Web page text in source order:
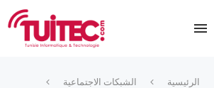
الرئيسية
الشبكات الاجتماعية